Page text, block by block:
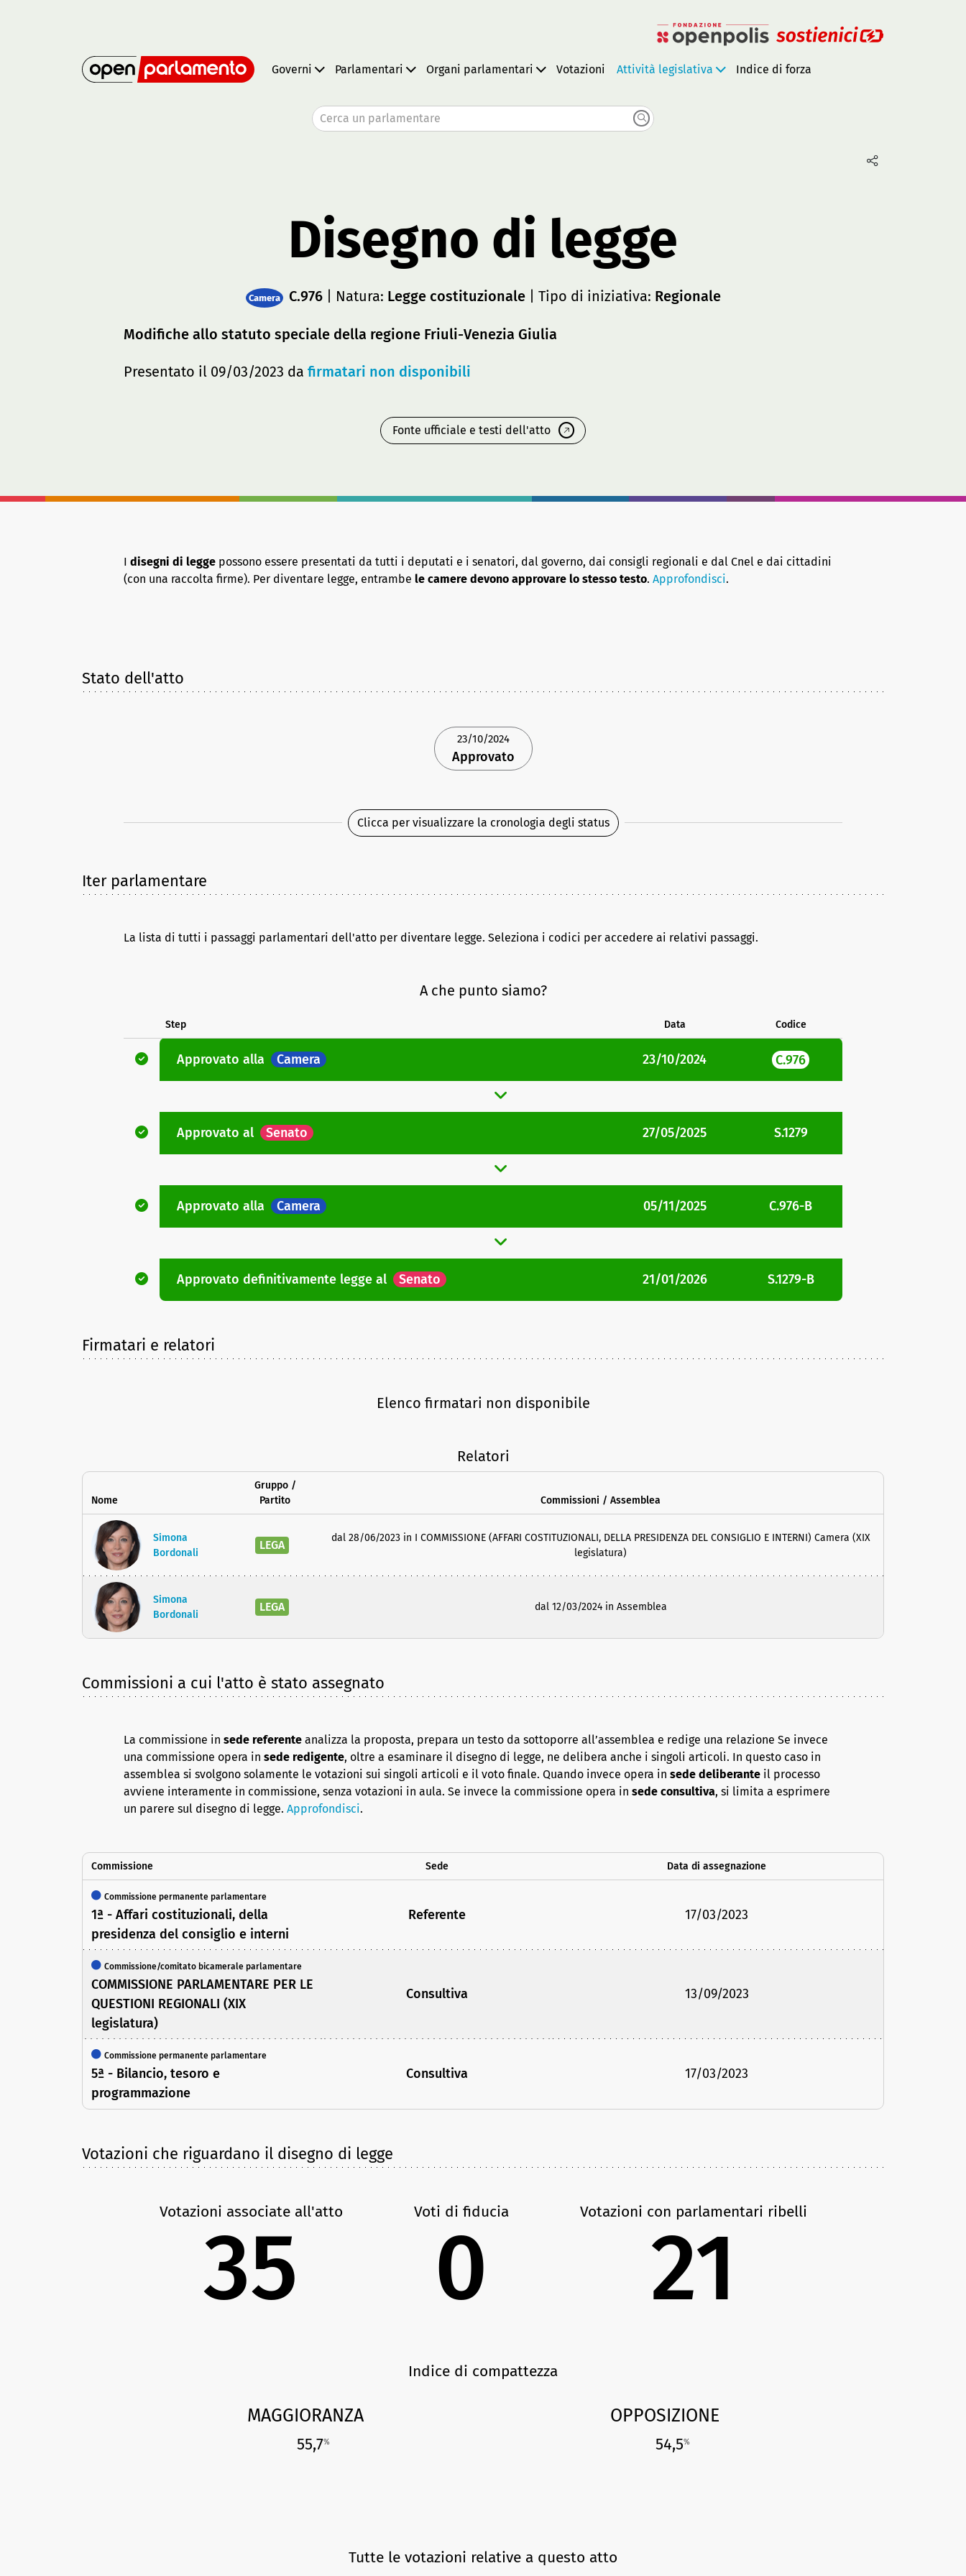
Governi Parlamentari Organi parlamentari Votazioni Attività legislativa Indice di forza
Cerca un parlamentare
Disegno di legge
Camera C.976| Natura: Legge costituzionale| Tipo di iniziativa: Regionale
Modifiche allo statuto speciale della regione Friuli-Venezia Giulia
Presentato il 09/03/2023 da firmatari non disponibili
Fonte ufficiale e testi dell'atto
I disegni di legge possono essere presentati da tutti i deputati e i senatori, dal governo, dai consigli regionali e dal Cnel e dai cittadini
(con una raccolta firme). Per diventare legge, entrambe le camere devono approvare lo stesso testo. Approfondisci.
Stato dell'atto
23/10/2024
Approvato
Clicca per visualizzare la cronologia degli status
Iter parlamentare
La lista di tutti i passaggi parlamentari dell'atto per diventare legge. Seleziona i codici per accedere ai relativi passaggi.
A che punto siamo?
Step Data Codice
Approvato alla Camera 23/10/2024 C.976
Approvato al Senato 27/05/2025 S.1279
Approvato alla Camera 05/11/2025 C.976-B
Approvato definitivamente legge al Senato 21/01/2026 S.1279-B
Firmatari e relatori
Elenco firmatari non disponibile
Relatori
Nome
Gruppo /
Partito
Commissioni / Assemblea
Simona
Bordonali
LEGA
dal 28/06/2023 in I COMMISSIONE (AFFARI COSTITUZIONALI, DELLA PRESIDENZA DEL CONSIGLIO E INTERNI) Camera (XIX
legislatura)
Simona
Bordonali
LEGA dal 12/03/2024 in Assemblea
Commissioni a cui l'atto è stato assegnato
La commissione in sede referente analizza la proposta, prepara un testo da sottoporre all’assemblea e redige una relazione Se invece
una commissione opera in sede redigente, oltre a esaminare il disegno di legge, ne delibera anche i singoli articoli. In questo caso in
assemblea si svolgono solamente le votazioni sui singoli articoli e il voto finale. Quando invece opera in sede deliberante il processo
avviene interamente in commissione, senza votazioni in aula. Se invece la commissione opera in sede consultiva, si limita a esprimere
un parere sul disegno di legge. Approfondisci.
Commissione Sede Data di assegnazione
Commissione permanente parlamentare
1ª - Affari costituzionali, della
presidenza del consiglio e interni
Referente 17/03/2023
Commissione/comitato bicamerale parlamentare
COMMISSIONE PARLAMENTARE PER LE
QUESTIONI REGIONALI (XIX
legislatura)
Consultiva 13/09/2023
Commissione permanente parlamentare
5ª - Bilancio, tesoro e
programmazione
Consultiva 17/03/2023
Votazioni che riguardano il disegno di legge
Votazioni associate all'atto
35
Voti di fiducia
0
Votazioni con parlamentari ribelli
21
Indice di compattezza
MAGGIORANZA
55,7%
OPPOSIZIONE
54,5%
Tutte le votazioni relative a questo atto